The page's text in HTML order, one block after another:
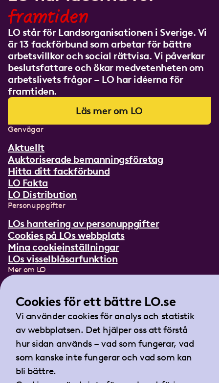
framtiden
LO står för Landsorganisationen i Sverige. Vi
är 13 fackförbund som arbetar för bättre
arbetsvillkor och social rättvisa. Vi påverkar
beslutsfattare och ökar medvetenheten om
arbetslivets frågor – LO har idéerna för
framtiden.
Läs mer om LO
Genvägar
Aktuellt
Auktoriserade bemanningsföretag
Hitta ditt fackförbund
LO Fakta
LO Distribution
Personuppgifter
LOs hantering av personuppgifter
Cookies på LOs webbplats
Mina cookieinställningar
LOs visselblåsarfunktion
Mer om LO
Lättläst om LO
Teckenspråksfilm
Tidningen Arbetet
Landsorganisationen i Sverige
Barnhusgatan 18
105 53 Stockholm
Tel:08-796 25 00
Cookies för ett bättre LO.se
Vi använder cookies för analys och statistik
av webbplatsen. Det hjälper oss att förstå
hur sidan används – vad som fungerar, vad
som kanske inte fungerar och vad som kan
bli bättre.